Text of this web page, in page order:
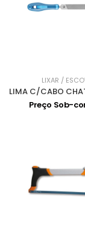
LIXAR /
Preço Sob-